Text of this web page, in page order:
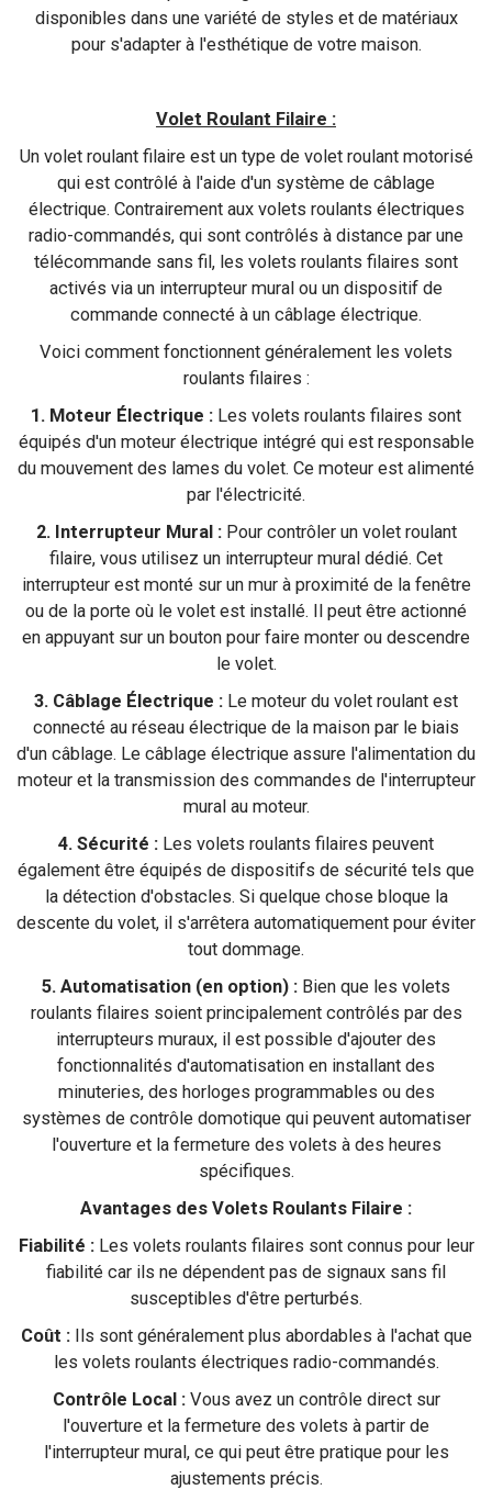
disponibles dans une variété de styles et de matériaux
pour s'adapter à l'esthétique de votre maison.
Volet Roulant Filaire :
Un volet roulant filaire est un type de volet roulant motorisé
qui est contrôlé à l'aide d'un système de câblage
électrique. Contrairement aux volets roulants électriques
radio-commandés, qui sont contrôlés à distance par une
télécommande sans fil, les volets roulants filaires sont
activés via un interrupteur mural ou un dispositif de
commande connecté à un câblage électrique.
Voici comment fonctionnent généralement les volets
roulants filaires :
1. Moteur Électrique : Les volets roulants filaires sont
équipés d'un moteur électrique intégré qui est responsable
du mouvement des lames du volet. Ce moteur est alimenté
par l'électricité.
2. Interrupteur Mural :Pour contrôler un volet roulant
filaire, vous utilisez un interrupteur mural dédié. Cet
interrupteur est monté sur un mur à proximité de la fenêtre
ou de la porte où le volet est installé. Il peut être actionné
en appuyant sur un bouton pour faire monter ou descendre
le volet.
3. Câblage Électrique : Le moteur du volet roulant est
connecté au réseau électrique de la maison par le biais
d'un câblage. Le câblage électrique assure l'alimentation du
moteur et la transmission des commandes de l'interrupteur
mural au moteur.
4. Sécurité : Les volets roulants filaires peuvent
également être équipés de dispositifs de sécurité tels que
la détection d'obstacles. Si quelque chose bloque la
descente du volet, il s'arrêtera automatiquement pour éviter
tout dommage.
5. Automatisation (en option) : Bien que les volets
roulants filaires soient principalement contrôlés par des
interrupteurs muraux, il est possible d'ajouter des
fonctionnalités d'automatisation en installant des
minuteries, des horloges programmables ou des
systèmes de contrôle domotique qui peuvent automatiser
l'ouverture et la fermeture des volets à des heures
spécifiques.
Avantages des Volets Roulants Filaire :
Fiabilité :Les volets roulants filaires sont connus pour leur
fiabilité car ils ne dépendent pas de signaux sans fil
susceptibles d'être perturbés.
Coût :Ils sont généralement plus abordables à l'achat que
les volets roulants électriques radio-commandés.
Contrôle Local :Vous avez un contrôle direct sur
l'ouverture et la fermeture des volets à partir de
l'interrupteur mural, ce qui peut être pratique pour les
ajustements précis.